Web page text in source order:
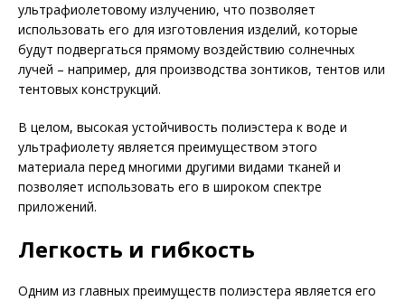
ультрафиолетовому излучению, что позволяет
использовать его для изготовления изделий, которые
будут подвергаться прямому воздействию солнечных
лучей – например, для производства зонтиков, тентов или
тентовых конструкций.
В целом, высокая устойчивость полиэстера к воде и
ультрафиолету является преимуществом этого
материала перед многими другими видами тканей и
позволяет использовать его в широком спектре
приложений.
Легкость и гибкость
Одним из главных преимуществ полиэстера является его